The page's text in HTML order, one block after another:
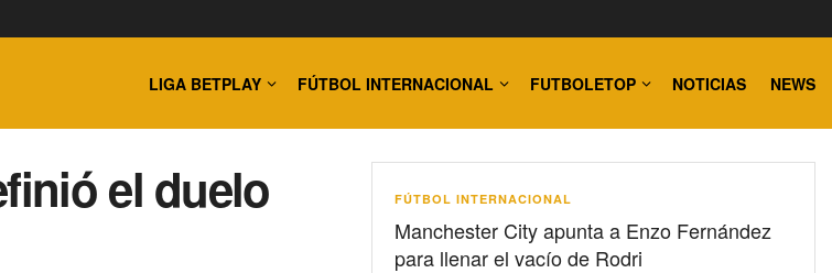
LIGA BETPLAY FÚTBOL INTERNACIONAL FUTBOLETOP NOTICIAS NEWS
el duelo
FÚTBOL INTERNACIONAL
Manchester City apunta a Enzo Fernández
para llenar el vacío de Rodri